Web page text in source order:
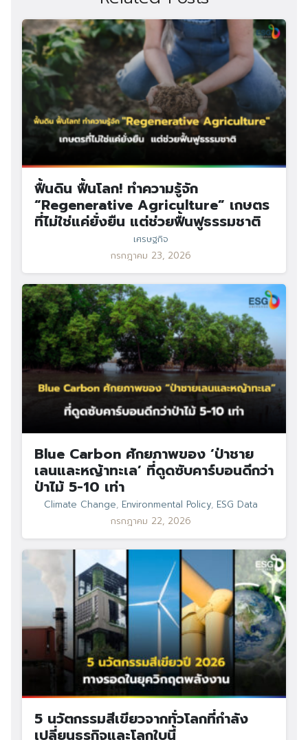
ฟื้นดิน ฟื้นโลก! ทำความรู้จัก
“Regenerative Agriculture” เกษตร
ที่ไม่ใช่แค่ยั่งยืน แต่ช่วยฟื้นฟูธรรมชาติ
เศรษฐกิจ
กรกฎาคม 23, 2026
Blue Carbon ศักยภาพของ ‘ป่าชาย
เลนและหญ้าทะเล’ ที่ดูดซับคาร์บอนดีกว่า
ป่าไม้ 5-10 เท่า
Climate Change, Environmental Policy, ESG Data
กรกฎาคม 22, 2026
5 นวัตกรรมสีเขียวจากทั่วโลกที่กำลัง
เปลี่ยนธุรกิจและโลกใบนี้